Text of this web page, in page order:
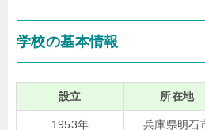
学校の基本情報
設立 所在地
1953年 兵庫県明石